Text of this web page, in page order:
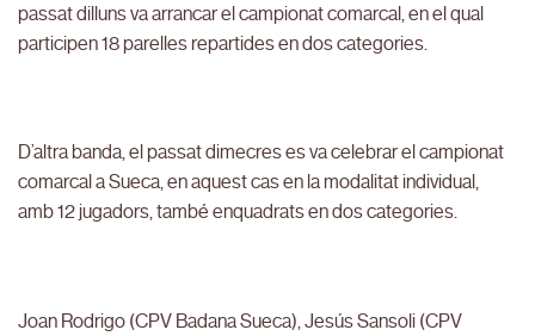
passat dilluns va arrancar el campionat comarcal, en el qual
participen 18 parelles repartides en dos categories.
D’altra banda, el passat dimecres es va celebrar el campionat
comarcal a Sueca, en aquest cas en la modalitat individual,
amb 12 jugadors, també enquadrats en dos categories.
Joan Rodrigo (CPV Badana Sueca), Jesús Sansoli (CPV